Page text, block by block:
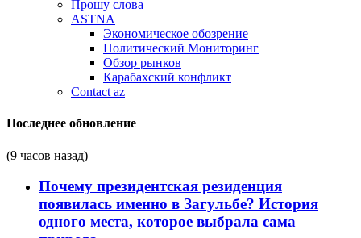
Прошу слова
ASTNA
Экономическое обозрение
Политический Мониторинг
Обзор рынков
Карабахский конфликт
Contact az
Последнее обновление
(9 часов назад)
Почему президентская резиденция
появилась именно в Загульбе? История
одного места, которое выбрала сама